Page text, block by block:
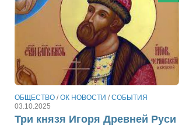
ОБЩЕСТВО /ОК НОВОСТИ /СОБЫТИЯ
03.10.2025
Три князя Игоря Древней Руси